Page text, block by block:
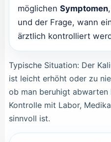
möglichen Symptomen
und der Frage, wann
ärztlich kontrolliert
Typische Situation: Der
ist leicht erhöht oder zu
ob man beruhigt abwarten
Kontrolle mit Labor,
sinnvoll ist.